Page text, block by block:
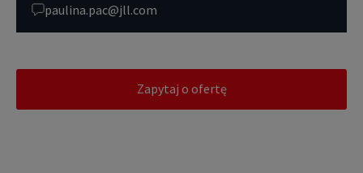
paulina.pac@jll.com
Zapytaj o ofertę